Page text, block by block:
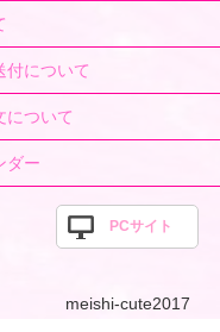
付について
について
ダー
PCサイト
meishi-cute2017